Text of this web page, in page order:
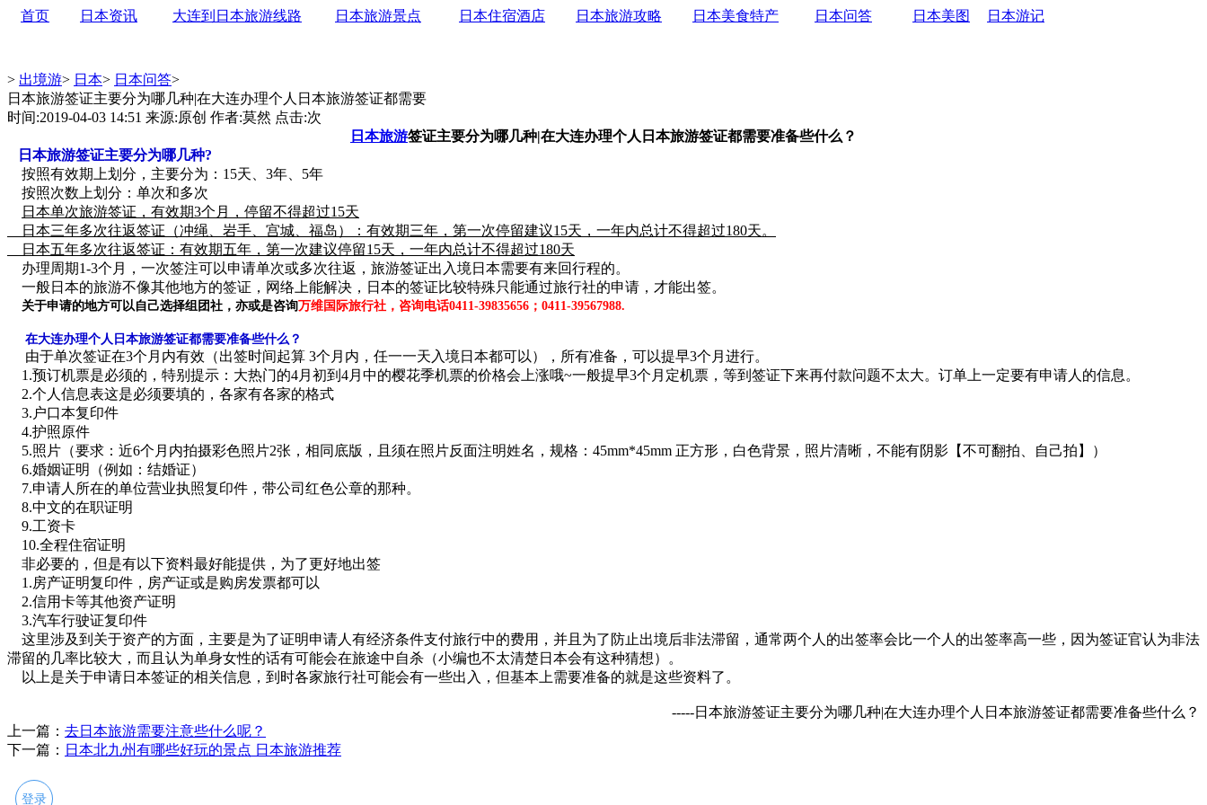
首页 日本资讯 大连到日本旅游线路 日本旅游景点 日本住宿酒店 日本旅游攻略 日本美食特产 日本问答 日本美图 日本游记
> 出境游> 日本> 日本问答>
日本旅游签证主要分为哪几种|在大连办理个人日本旅游签证都需要
时间:2019-04-03 14:51 来源:原创 作者:莫然 点击:次
日本旅游签证主要分为哪几种|在大连办理个人日本旅游签证都需要准备些什么？
日本旅游签证主要分为哪几种?
按照有效期上划分，主要分为：15天、3年、5年
按照次数上划分：单次和多次
日本单次旅游签证，有效期3个月，停留不得超过15天
日本三年多次往返签证（冲绳、岩手、宫城、福岛）：有效期三年，第一次停留建议15天，一年内总计不得超过180天。
日本五年多次往返签证：有效期五年，第一次建议停留15天，一年内总计不得超过180天
办理周期1-3个月，一次签注可以申请单次或多次往返，旅游签证出入境日本需要有来回行程的。
一般日本的旅游不像其他地方的签证，网络上能解决，日本的签证比较特殊只能通过旅行社的申请，才能出签。
关于申请的地方可以自己选择组团社，亦或是咨询万维国际旅行社，咨询电话0411-39835656；0411-39567988.
在大连办理个人日本旅游签证都需要准备些什么？
由于单次签证在3个月内有效（出签时间起算 3个月内，任一一天入境日本都可以），所有准备，可以提早3个月进行。
1.预订机票是必须的，特别提示：大热门的4月初到4月中的樱花季机票的价格会上涨哦~一般提早3个月定机票，等到签证下来再付款问题不太大。订单上一定要有申请人的信息。
2.个人信息表这是必须要填的，各家有各家的格式
3.户口本复印件
4.护照原件
5.照片（要求：近6个月内拍摄彩色照片2张，相同底版，且须在照片反面注明姓名，规格：45mm*45mm 正方形，白色背景，照片清晰，不能有阴影【不可翻拍、自己拍】）
6.婚姻证明（例如：结婚证）
7.申请人所在的单位营业执照复印件，带公司红色公章的那种。
8.中文的在职证明
9.工资卡
10.全程住宿证明
非必要的，但是有以下资料最好能提供，为了更好地出签
1.房产证明复印件，房产证或是购房发票都可以
2.信用卡等其他资产证明
3.汽车行驶证复印件
这里涉及到关于资产的方面，主要是为了证明申请人有经济条件支付旅行中的费用，并且为了防止出境后非法滞留，通常两个人的出签率会比一个人的出签率高一些，因为签证官认为非法
滞留的几率比较大，而且认为单身女性的话有可能会在旅途中自杀（小编也不太清楚日本会有这种猜想）。
以上是关于申请日本签证的相关信息，到时各家旅行社可能会有一些出入，但基本上需要准备的就是这些资料了。
-----日本旅游签证主要分为哪几种|在大连办理个人日本旅游签证都需要准备些什么？
上一篇： 去日本旅游需要注意些什么呢？
下一篇： 日本北九州有哪些好玩的景点 日本旅游推荐
登录